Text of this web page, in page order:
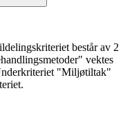
består av 2
vektes
"Miljøtiltak"